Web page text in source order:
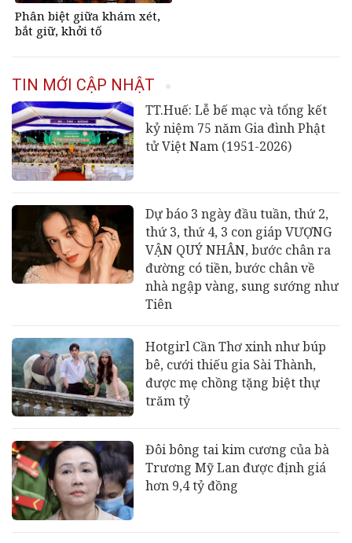
Phân biệt giữa khám xét,
bắt giữ, khởi tố
TIN MỚI CẬP NHẬT
TT.Huế: Lễ bế mạc và tổng kết
kỷ niệm 75 năm Gia đình Phật
tử Việt Nam (1951-2026)
Dự báo 3 ngày đầu tuần, thứ 2,
thứ 3, thứ 4, 3 con giáp VƯỢNG
VẬN QUÝ NHÂN, bước chân ra
đường có tiền, bước chân về
nhà ngập vàng, sung sướng như
Tiên
Hotgirl Cần Thơ xinh như búp
bê, cưới thiếu gia Sài Thành,
được mẹ chồng tặng biệt thự
trăm tỷ
Đôi bông tai kim cương của bà
Trương Mỹ Lan được định giá
hơn 9,4 tỷ đồng